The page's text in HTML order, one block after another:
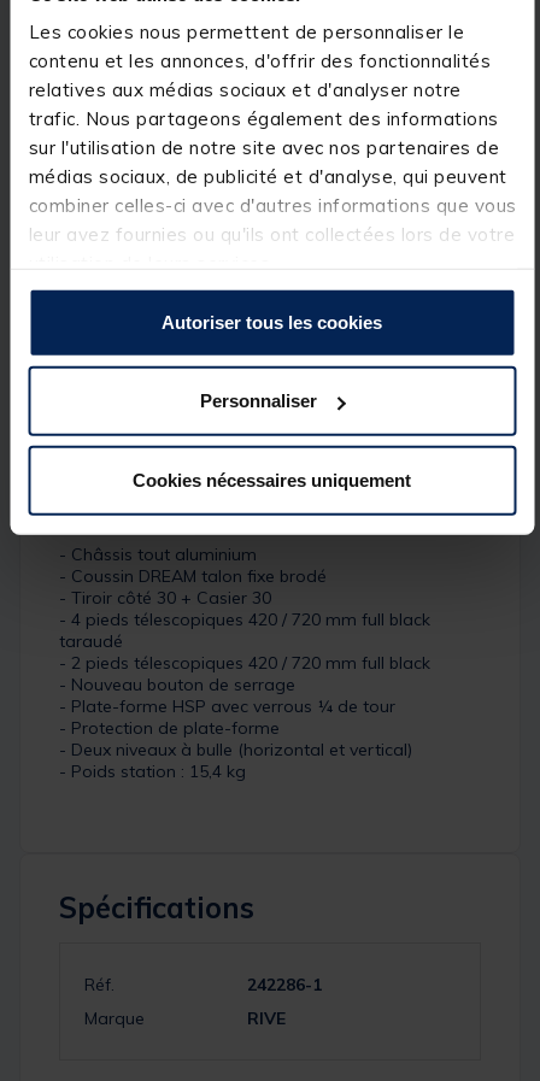
Les cookies nous permettent de personnaliser le
contenu et les annonces, d'offrir des fonctionnalités
relatives aux médias sociaux et d'analyser notre
trafic. Nous partageons également des informations
sur l'utilisation de notre site avec nos partenaires de
médias sociaux, de publicité et d'analyse, qui peuvent
combiner celles-ci avec d'autres informations que vous
leur avez fournies ou qu'ils ont collectées lors de votre
Autoriser tous les cookies
Personnaliser
Cookies nécessaires uniquement
Deux niveaux à bulles équipent désormais la
nouvelle ST8 3.0, disposés de façon horizontale et
verticale, ils permettent un réglage optimal de la
station pour pêcher dans les meilleures conditions
possibles.
L’ajout de nos nouveaux boutons de serrage sur les
6 pieds offrent en outre une facilité de serrage
Conçue pour répondre aux exigences des pêcheurs
incarne le savoir faire, la fiabilité et l’innovation
Caractéristiques :
- Châssis tout aluminium
- Coussin DREAM talon fixe brodé
- Tiroir côté 30 + Casier 30
- 4 pieds télescopiques 420 / 720 mm full black
taraudé
- 2 pieds télescopiques 420 / 720 mm full black
- Nouveau bouton de serrage
- Plate-forme HSP avec verrous ¼ de tour
- Protection de plate-forme
- Deux niveaux à bulle (horizontal et vertical)
- Poids station : 15,4 kg
Spécifications
Réf.
242286-1
Marque
RIVE